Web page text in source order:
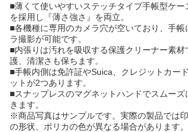
■薄くて使いやすいステッチタイプ手帳型ケ
を採用し『薄さ強さ』を両立。
■各機種に専用のカメラ穴が空いており、手帳
ラ撮影が可能です。
■内張りは汚れを吸収する保護クリーナー素材
護、清潔さも保ちます。
■手帳内側は免許証やSuica、クレジットカー
ットが2つあります。
■スナップレスのマグネットハンドでスムー
きます。
※商品写真はサンプルです。実際の製品では
の形状、ポリカの色が異なる場合があります。